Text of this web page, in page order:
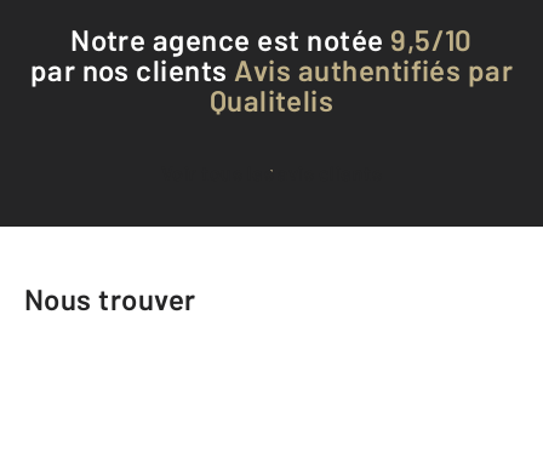
Notre agence est notée 9,5/10
par nos clients Avis authentifiés par
Qualitelis
Voir tous les avis clients
Nous trouver